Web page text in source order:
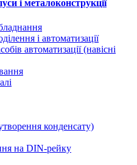
і металоконструкції
і автоматизації
автоматизації (навісні
конденсату)
на DIN-рейку